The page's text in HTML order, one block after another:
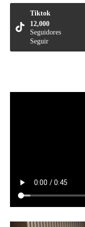
Tiktok
12,000
Seguidores
Seguir